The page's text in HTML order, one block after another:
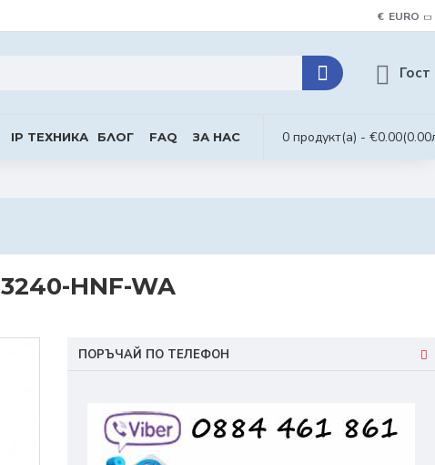
€ EURO
Гост
IP ТЕХНИКА БЛОГ FAQ ЗА НАС 0 продукт(а) - €0.00
HNF-WA
ПОРЪЧАЙ ПО ТЕЛЕФОН